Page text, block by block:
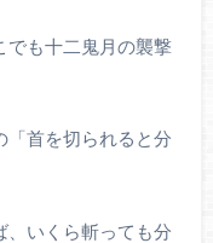
でも十二鬼月の襲撃
「首を切られると分
、いくら斬っても分